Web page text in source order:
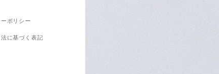
ポリシー
に基づく表記